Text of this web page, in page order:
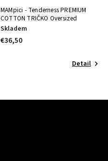
MAMpici - Tenderness PREMIUM
COTTON TRIČKO Oversized
Skladem
€36,50
Detail